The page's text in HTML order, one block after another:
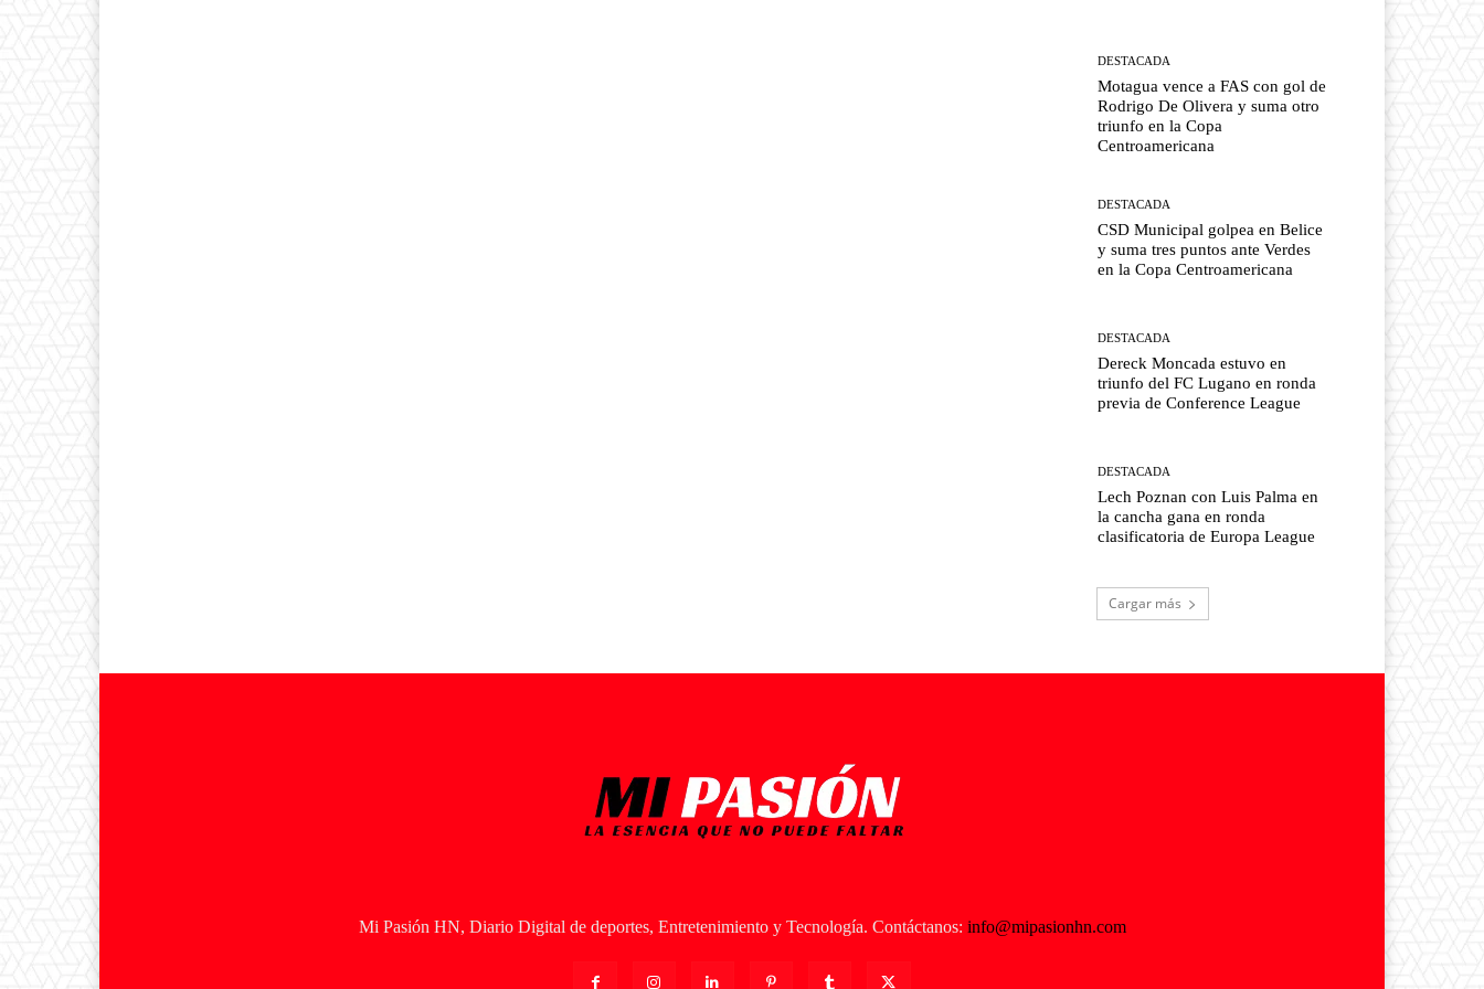
DESTACADA
Motagua vence a FAS con gol de
Rodrigo De Olivera y suma otro
triunfo en la Copa
Centroamericana
DESTACADA
CSD Municipal golpea en Belice
y suma tres puntos ante Verdes
en la Copa Centroamericana
DESTACADA
Dereck Moncada estuvo en
triunfo del FC Lugano en ronda
previa de Conference League
DESTACADA
Lech Poznan con Luis Palma en
la cancha gana en ronda
clasificatoria de Europa League
Cargar más
Mi Pasión HN, Diario Digital de deportes, Entretenimiento y Tecnología. Contáctanos: info@mipasionhn.com